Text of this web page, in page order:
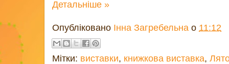
Детальніше »
Опубліковано Інна Загребельна о 11:12
Мітки: виставки, книжкова виставка,